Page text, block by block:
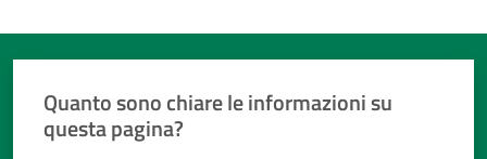
Quanto sono chiare le informazioni su
questa pagina?